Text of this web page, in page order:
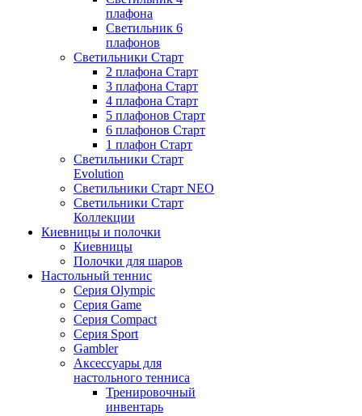
плафона
Светильник 6
плафонов
Светильники Старт
2 плафона Старт
3 плафона Старт
4 плафона Старт
5 плафонов Старт
6 плафонов Старт
1 плафон Старт
Светильники Старт
Evolution
Светильники Старт NEO
Светильники Старт
Коллекции
Киевницы и полочки
Киевницы
Полочки для шаров
Настольный теннис
Серия Olympic
Серия Game
Серия Compact
Серия Sport
Gambler
Аксессуары для
настольного тенниса
Тренировочный
инвентарь